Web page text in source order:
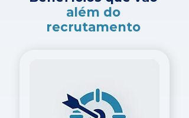
além do
recrutamento